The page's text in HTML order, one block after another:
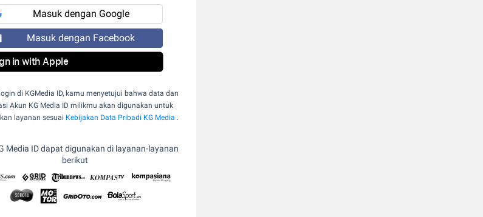
Masuk dengan Google
Masuk dengan Facebook
in with Apple
di KGMedia ID, kamu menyetujui bahwa data dan
Akun KG Media ID milikmu akan digunakan untuk
layanan sesuai Kebijakan Data Pribadi KG Media .
Media ID dapat digunakan di layanan-layanan
berikut